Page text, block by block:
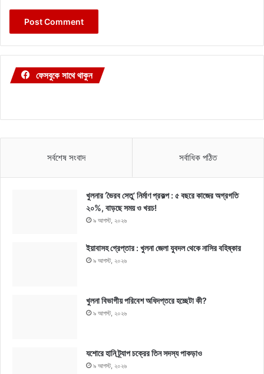
ফেসবুকে সাথে থাকুন
সর্বশেষ সংবাদ সর্বাধিক পঠিত
খুলনার ‘ভৈরব সেতু’ নির্মাণ প্রকল্প : ৫ বছরে কাজের অগ্রগতি
২০%, বাড়ছে সময় ও খরচ!
৯ আগস্ট, ২০২৬
ইয়াবাসহ গ্রেপ্তার : খুলনা জেলা যুবদল থেকে নাসির বহিষ্কার
৯ আগস্ট, ২০২৬
খুলনা বিভাগীয় পরিবেশ অধিদপ্তরে হচ্ছেটা কী?
৯ আগস্ট, ২০২৬
যশোরে হানি ট্র্যাপ চক্রের তিন সদস্য পাকড়াও
৯ আগস্ট, ২০২৬